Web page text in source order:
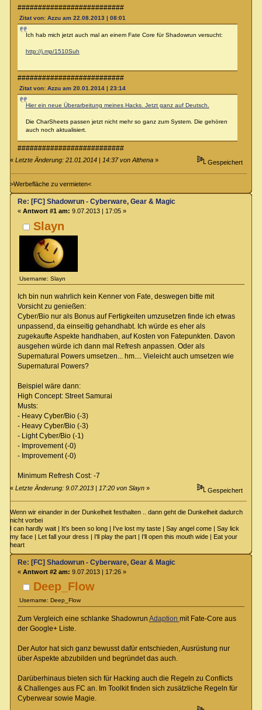
##########################
Zitat von: Azzu am 22.08.2013 | 08:01
Ich hab mich jetzt auch mal an einem Fate Core für Shadowrun versucht:
http://j.mp/1510Suh
##########################
Zitat von: Azzu am 20.01.2014 | 23:14
Hier ein neue Überarbeitung meines Hacks. Jetzt ganz auf Deutsch.
Die CharSheets passen jetzt nicht mehr so ganz zum System. Die gehören
auch noch aktualisiert.
##########################
«Letzte Änderung: 21.01.2014 | 14:37 von Althena » Gespeichert
>Werbefläche zu vermieten<
Slayn
Username: Slayn
Re: [FC] Shadowrun - Cyberware, Gear & Magic
« Antwort #1 am: 9.07.2013 | 17:05 »
Ich bin nun wahrlich kein Kenner von Fate, deswegen bitte mit
Vorsicht zu genießen:
Cyber/Bio nur als Bonus auf Fertigkeiten umzusetzen finde ich etwas
unpassend, da einseitig gehandhabt. Ich würde es eher als
zugekaufte Aspekte handhaben, auf Kosten von Fatepunkten. Davon
ausgehen würde ich dann mal Refresh anpassen. Oder als
Supernatural Powers umsetzen... hm.... Vieleicht auch umsetzen wie
Supernatural Powers?
Beispiel wäre dann:
High Concept: Street Samurai
Musts:
- Heavy Cyber/Bio (-3)
- Heavy Cyber/Bio (-3)
- Light Cyber/Bio (-1)
- Improvement (-0)
- Improvement (-0)
Minimum Refresh Cost: -7
«Letzte Änderung: 9.07.2013 | 17:20 von Slayn » Gespeichert
Wenn wir einander in der Dunkelheit festhalten .. dann geht die Dunkelheit dadurch
nicht vorbei
I can hardly wait | It's been so long | I've lost my taste | Say angel come | Say lick
my face | Let fall your dress | I'll play the part | I'll open this mouth wide | Eat your
heart
Deep_Flow
Username: Deep_Flow
Re: [FC] Shadowrun - Cyberware, Gear & Magic
« Antwort #2 am: 9.07.2013 | 17:26 »
Zum Vergleich eine schlanke Shadowrun Adaption mit Fate-Core aus
der Google+ Liste.
Der Autor hat sich ganz bewusst dafür entschieden, Ausrüstung nur
über Aspekte abzubilden und begründet das auch.
Darüberhinaus bieten sich für Hacking auch die Regeln zu Conflicts
& Challenges aus FC an. Im Toolkit finden sich zusätzliche Regeln für
Cyberwear sowie Magie.